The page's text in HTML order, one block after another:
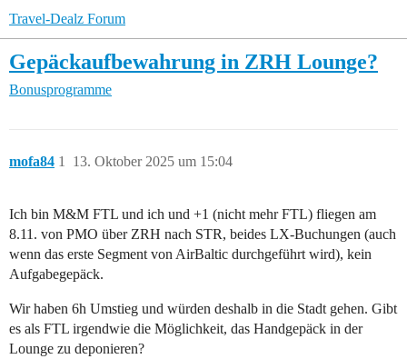
Travel-Dealz Forum
Gepäckaufbewahrung in ZRH Lounge?
Bonusprogramme
mofa84 13. Oktober 2025 um 15:04
1
Ich bin M&M FTL und ich und +1 (nicht mehr FTL) fliegen am
8.11. von PMO über ZRH nach STR, beides LX-Buchungen (auch
wenn das erste Segment von AirBaltic durchgeführt wird), kein
Aufgabegepäck.
Wir haben 6h Umstieg und würden deshalb in die Stadt gehen. Gibt
es als FTL irgendwie die Möglichkeit, das Handgepäck in der
Lounge zu deponieren?